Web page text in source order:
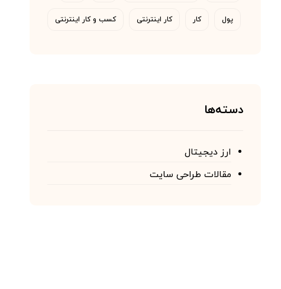
پول کار کار اینترنتی کسب و کار اینترنتی
دسته‌ها
ارز دیجیتال
مقالات طراحی سایت